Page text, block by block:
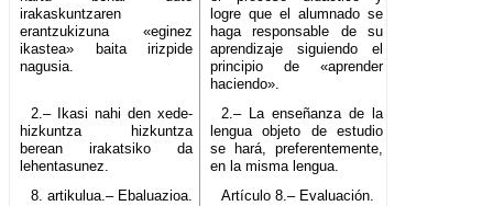
irakaskuntzaren
erantzukizuna «eginez
ikastea» baita irizpide
nagusia.
logre que el alumnado se
haga responsable de su
aprendizaje siguiendo el
principio de «aprender
haciendo».
2.– Ikasi nahi den xede-
hizkuntza hizkuntza
berean irakatsiko da
lehentasunez.
2.– La enseñanza de la
lengua objeto de estudio
se hará, preferentemente,
en la misma lengua.
8. artikulua.– Ebaluazioa.
Artículo 8.– Evaluación.